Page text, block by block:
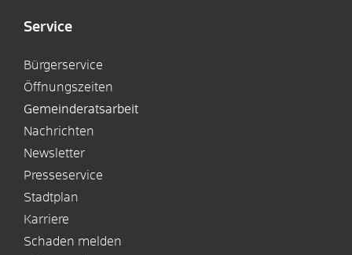
Service
Bürgerservice
Öffnungszeiten
Gemeinderatsarbeit
Nachrichten
Newsletter
Presseservice
Stadtplan
Karriere
Schaden melden